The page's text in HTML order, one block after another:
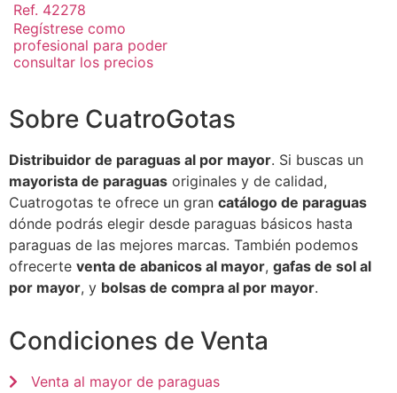
Ref. 42278
Regístrese como
profesional para poder
consultar los precios
Sobre CuatroGotas
Distribuidor de paraguas al por mayor. Si buscas un
mayorista de paraguas originales y de calidad,
Cuatrogotas te ofrece un gran catálogo de paraguas
dónde podrás elegir desde paraguas básicos hasta
paraguas de las mejores marcas. También podemos
ofrecerte venta de abanicos al mayor, gafas de sol al
por mayor, y bolsas de compra al por mayor.
Condiciones de Venta
Venta al mayor de paraguas